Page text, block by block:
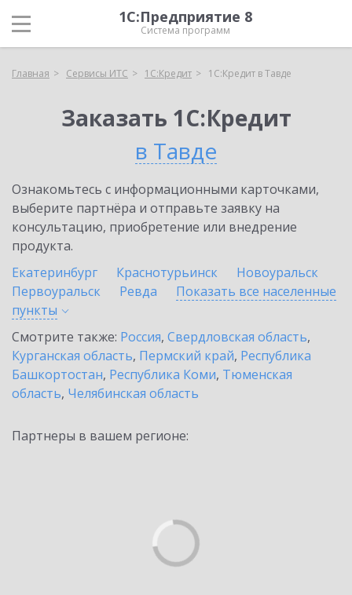
1С:Предприятие 8
Система программ
Главная Сервисы ИТС 1С:Кредит 1С:Кредит в Тавде
Заказать 1С:Кредит
в Тавде
Ознакомьтесь с информационными карточками,
выберите партнёра и отправьте заявку на
консультацию, приобретение или внедрение
продукта.
Екатеринбург
Краснотурьинск
Новоуральск
Первоуральск
Ревда
Показать все населенные
пункты
Смотрите также: Россия, Свердловская область,
Курганская область, Пермский край, Республика
Башкортостан, Республика Коми, Тюменская
область, Челябинская область
Партнеры в вашем регионе: